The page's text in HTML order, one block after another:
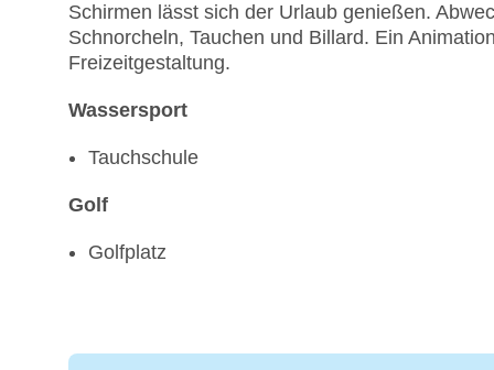
Schirmen lässt sich der Urlaub genießen.
Schnorcheln, Tauchen und Billard. Ein
Freizeitgestaltung.
Wassersport
Tauchschule
Golf
Golfplatz